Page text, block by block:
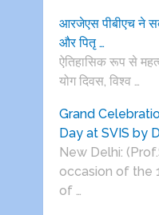
आरजेएस पीबीएच ने
और पितृ …
ऐतिहासिक रूप से
योग दिवस, विश्व …
Grand
Day at SVIS by
New Delhi:
occasion of the
of …